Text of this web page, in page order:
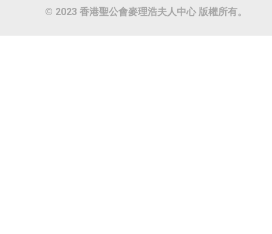
© 2023 香港聖公會麥理浩夫人中心 版權所有。